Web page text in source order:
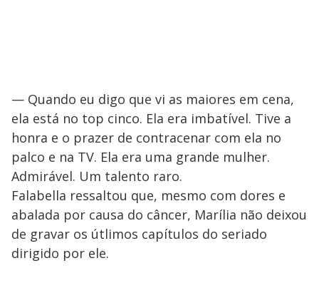
— Quando eu digo que vi as maiores em cena,
ela está no top cinco. Ela era imbatível. Tive a
honra e o prazer de contracenar com ela no
palco e na TV. Ela era uma grande mulher.
Admirável. Um talento raro.
Falabella ressaltou que, mesmo com dores e
abalada por causa do câncer, Marília não deixou
de gravar os útlimos capítulos do seriado
dirigido por ele.